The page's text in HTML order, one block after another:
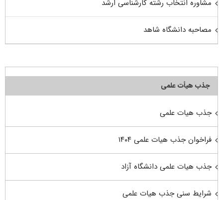
مشاوره انتخاب رشته کارشناسی ارشد
مصاحبه دانشگاه شاهد
جذب هیأت علمی
جذب هیات علمی
فراخوان جذب هیات علمی ۱۴۰۴
جذب هیات علمی دانشگاه آزاد
شرایط سنی جذب هیات علمی